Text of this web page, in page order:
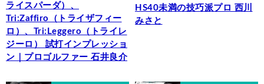
ライスパーダ）、
Tri:Zaffiro（トライザフィー
ロ）、Tri:Leggero（トライレ
ジーロ） 試打インプレッショ
ン｜プロゴルファー 石井良介
HS40未満の技巧派プロ 西川
みさと